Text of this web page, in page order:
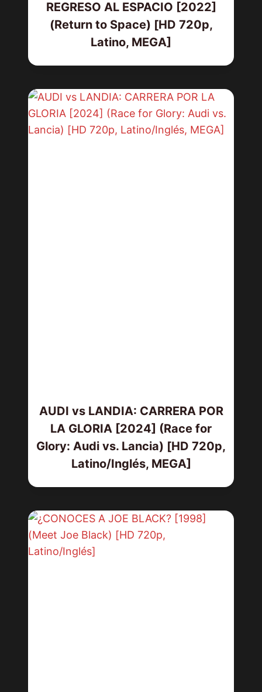
REGRESO AL ESPACIO [2022]
(Return to Space) [HD 720p,
Latino, MEGA]
AUDI vs LANDIA: CARRERA POR
LA GLORIA [2024] (Race for
Glory: Audi vs. Lancia) [HD 720p,
Latino/Inglés, MEGA]